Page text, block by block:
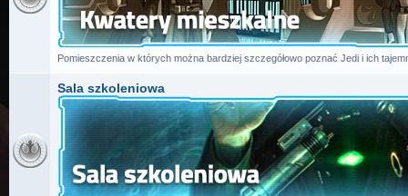
Pomieszczenia w których można bardziej szczegółowo poznać Jedi i ich
Sala szkoleniowa